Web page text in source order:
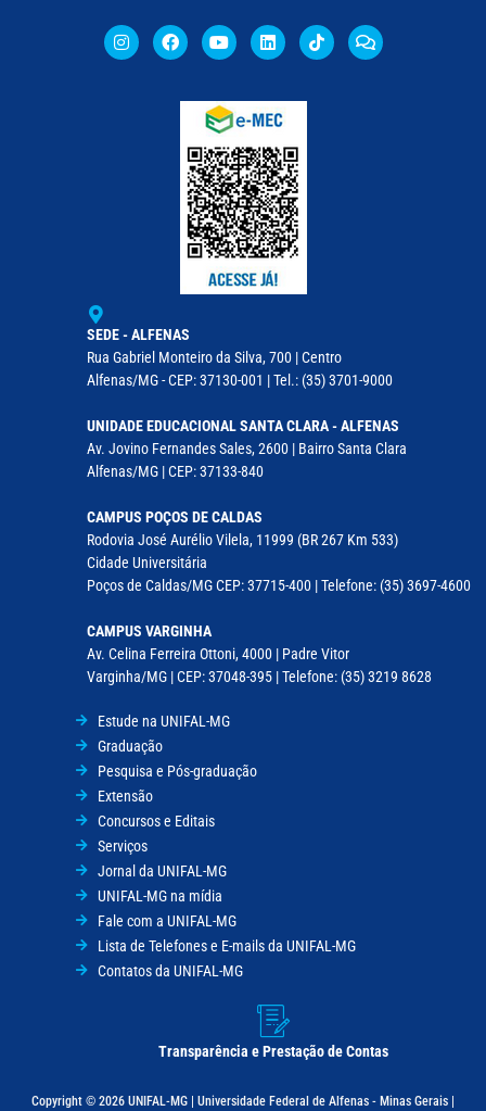
SEDE - ALFENAS
Rua Gabriel Monteiro da Silva, 700 | Centro
Alfenas/MG - CEP: 37130-001 | Tel.: (35) 3701-9000
UNIDADE EDUCACIONAL SANTA CLARA - ALFENAS
Av. Jovino Fernandes Sales, 2600 | Bairro Santa Clara
Alfenas/MG | CEP: 37133-840
CAMPUS POÇOS DE CALDAS
Rodovia José Aurélio Vilela, 11999 (BR 267 Km 533)
Cidade Universitária
Poços de Caldas/MG CEP: 37715-400 | Telefone: (35) 3697-4600
CAMPUS VARGINHA
Av. Celina Ferreira Ottoni, 4000 | Padre Vitor
Varginha/MG | CEP: 37048-395 | Telefone: (35) 3219 8628
Estude na UNIFAL-MG
Graduação
Pesquisa e Pós-graduação
Extensão
Concursos e Editais
Serviços
Jornal da UNIFAL-MG
UNIFAL-MG na mídia
Fale com a UNIFAL-MG
Lista de Telefones e E-mails da UNIFAL-MG
Contatos da UNIFAL-MG
Transparência e Prestação de Contas
Copyright © 2026 UNIFAL-MG | Universidade Federal de Alfenas - Minas Gerais |